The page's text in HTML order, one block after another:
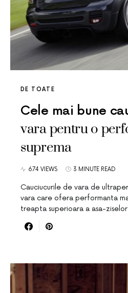
DE TOATE
Cele mai bune
vara pentru o
suprema
674 VIEWS 3 MINUTE READ
Cauciucurile de vara de
vara care ofera performanta
treapta superioara a asa-